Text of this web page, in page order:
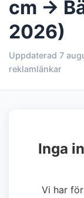
cm →
2026)
Uppdaterad 7
reklamlänkar
Inga
Vi har